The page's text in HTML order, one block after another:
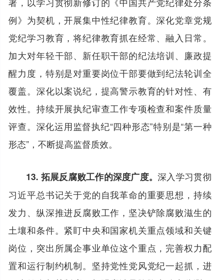
例》为契机，开展集中性纪律教育。深化党章党规
党纪学习教育，将纪律教育抓在经常、融入日常。
加大对年轻干部、新任职干部的纪法培训、廉政提
醒力度，特别是对重要岗位干部要做到纪法轮训全
覆盖。深化以案说纪，提高警示教育的针对性、有
效性。持续开展执纪审查工作专项检查和案件质量
评查。深化运用监督执纪“四种形态”特别是“第一种
形态”，不断提高监督质效。
13. 拓展反腐败工作的深度广度。深入学习贯彻
习近平总书记关于党的自我革命的重要思想，持续
发力、纵深推进反腐败工作，坚决铲除腐败滋生的
土壤和条件。紧盯中央和国家机关重点领域和关键
岗位，突出所属企事业单位这个重点，完善权力配
置和运行制约机制。坚持党性党风党纪一起抓，进